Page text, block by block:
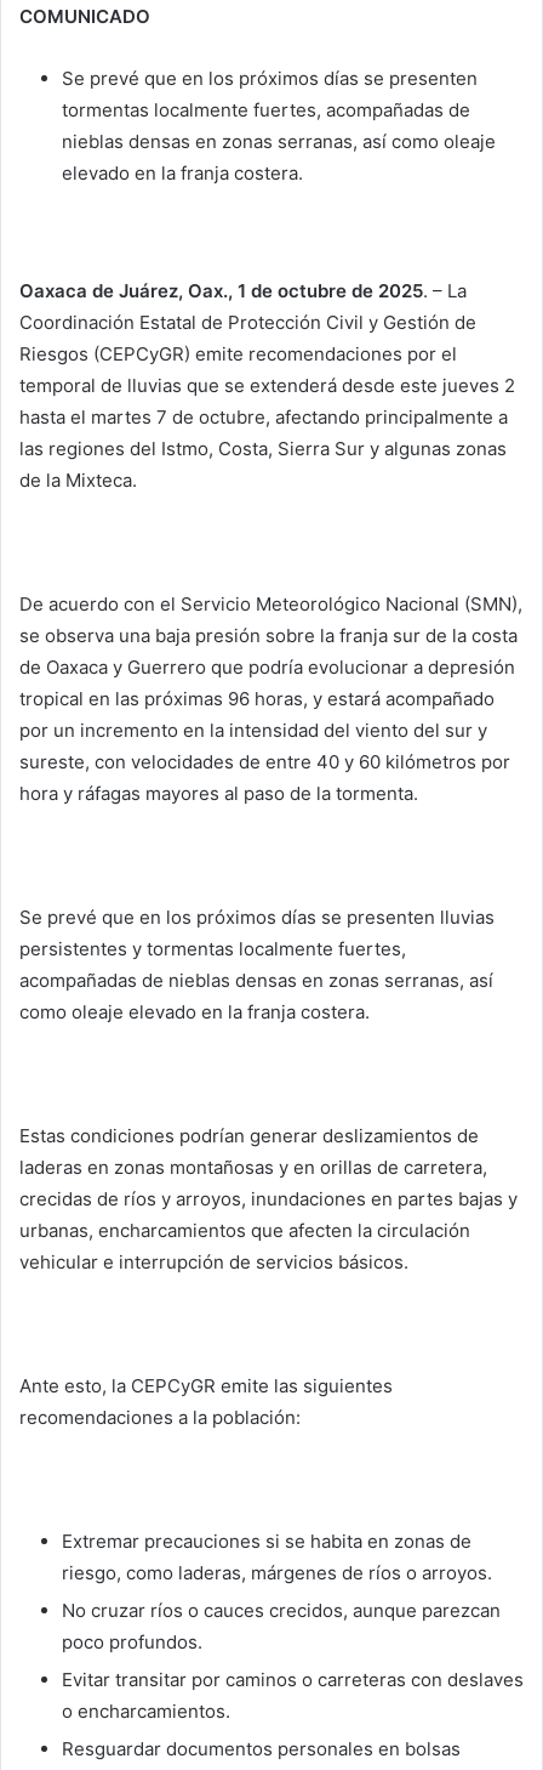
COMUNICADO
Se prevé que en los próximos días se presenten
tormentas localmente fuertes, acompañadas de
nieblas densas en zonas serranas, así como oleaje
elevado en la franja costera.
Oaxaca de Juárez, Oax., 1 de octubre de 2025. – La
Coordinación Estatal de Protección Civil y Gestión de
Riesgos (CEPCyGR) emite recomendaciones por el
temporal de lluvias que se extenderá desde este jueves 2
hasta el martes 7 de octubre, afectando principalmente a
las regiones del Istmo, Costa, Sierra Sur y algunas zonas
de la Mixteca.
De acuerdo con el Servicio Meteorológico Nacional (SMN),
se observa una baja presión sobre la franja sur de la costa
de Oaxaca y Guerrero que podría evolucionar a depresión
tropical en las próximas 96 horas, y estará acompañado
por un incremento en la intensidad del viento del sur y
sureste, con velocidades de entre 40 y 60 kilómetros por
hora y ráfagas mayores al paso de la tormenta.
Se prevé que en los próximos días se presenten lluvias
persistentes y tormentas localmente fuertes,
acompañadas de nieblas densas en zonas serranas, así
como oleaje elevado en la franja costera.
Estas condiciones podrían generar deslizamientos de
laderas en zonas montañosas y en orillas de carretera,
crecidas de ríos y arroyos, inundaciones en partes bajas y
urbanas, encharcamientos que afecten la circulación
vehicular e interrupción de servicios básicos.
Ante esto, la CEPCyGR emite las siguientes
recomendaciones a la población:
Extremar precauciones si se habita en zonas de
riesgo, como laderas, márgenes de ríos o arroyos.
No cruzar ríos o cauces crecidos, aunque parezcan
poco profundos.
Evitar transitar por caminos o carreteras con deslaves
o encharcamientos.
Resguardar documentos personales en bolsas